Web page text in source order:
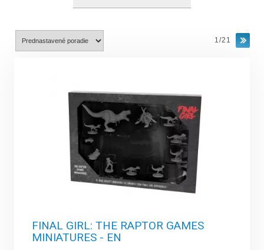
1/21
FINAL GIRL: THE RAPTOR GAMES
MINIATURES - EN